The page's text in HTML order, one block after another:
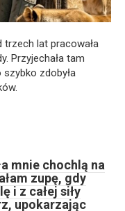
trzech lat pracowała
Przyjechała tam
zdobyła
mnie chochlą na
zupę, gdy
i z całej siły
upokarzając